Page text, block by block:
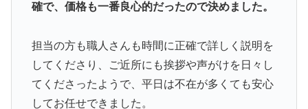
確で、価格も一番良心的だったので決めました。
担当の方も職人さんも時間に正確で詳しく説明を
してくださり、ご近所にも挨拶や声がけを日々し
てくださったようで、平日は不在が多くても安心
してお任せできました。